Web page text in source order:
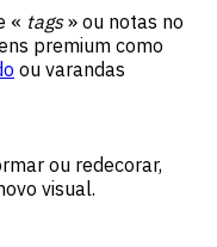
« tags» ou notas no
premium como
ou varandas
ou redecorar,
visual.